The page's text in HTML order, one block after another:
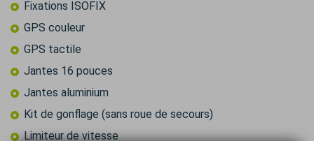
Fixations ISOFIX
GPS couleur
GPS tactile
Jantes 16 pouces
Jantes aluminium
Kit de gonflage (sans roue de secours)
Limiteur de vitesse